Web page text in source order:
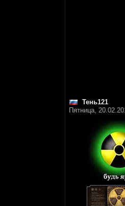
Тень121
Пятница,